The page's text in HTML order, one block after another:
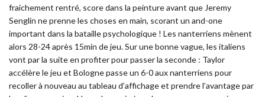
fraichement rentré, score dans la peinture avant que Jeremy
Senglin ne prenne les choses en main, scorant un and-one
important dans la bataille psychologique ! Les nanterriens mènent
alors 28-24 après 15min de jeu. Sur une bonne vague, les italiens
vont par la suite en profiter pour passer la seconde : Taylor
accélère le jeu et Bologne passe un 6-0 aux nanterriens pour
recoller à nouveau au tableau d’affichage et prendre l’avantage par